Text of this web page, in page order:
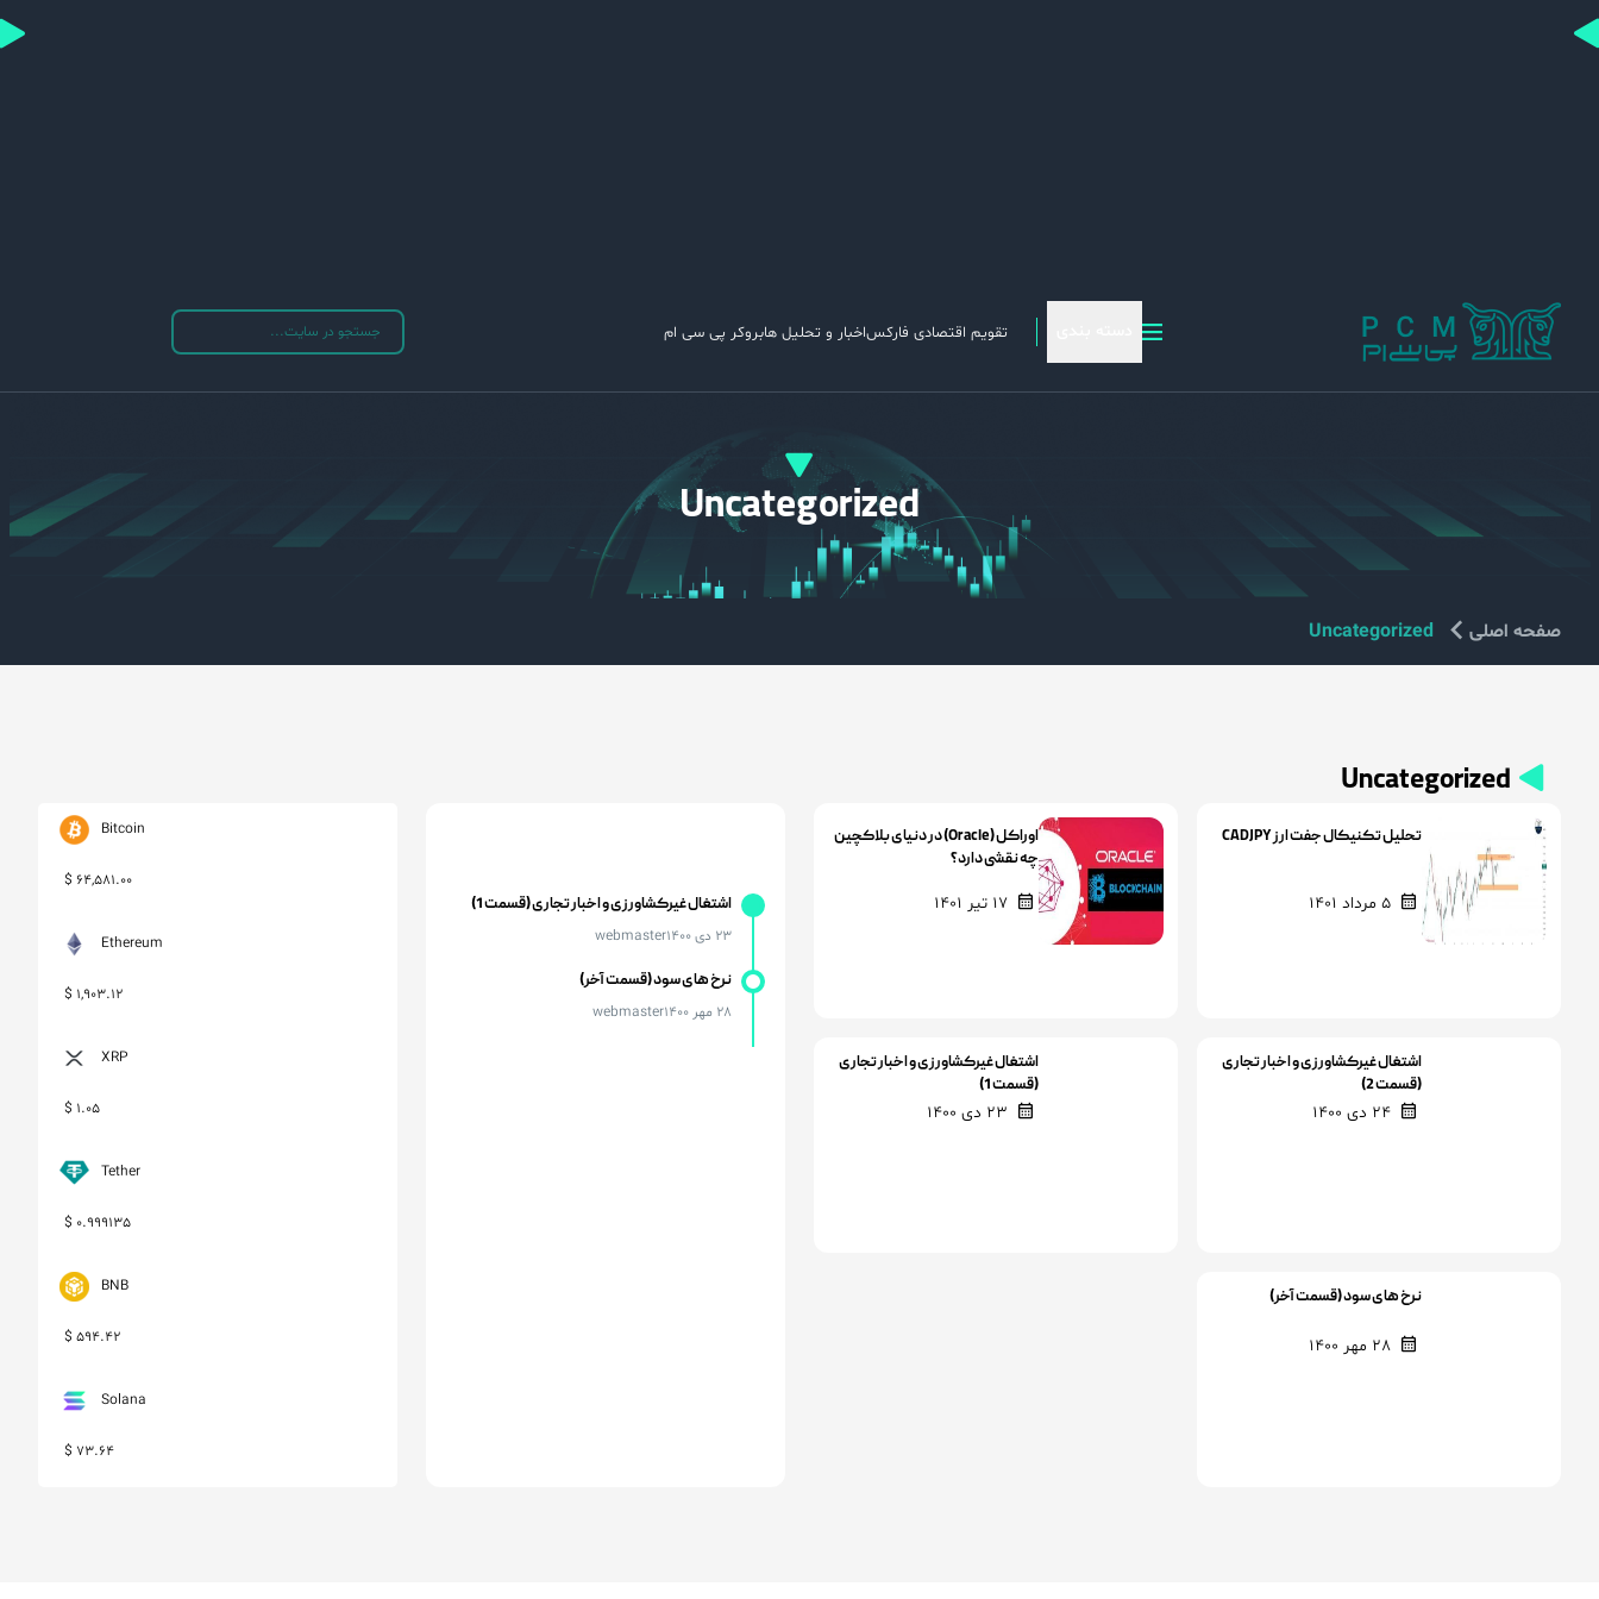
تقویم اقتصادی فارکساخبار و تحلیل هابروکر پی سی ام
Uncategorized
صفحه اصلی Uncategorized
Uncategorized
تحلیل تکنیکال جفت ارز CADJPY
5 مرداد 1401
اوراکل (Oracle) در دنیای بلاکچین
چه نقشی دارد؟
17 تیر 1401
اشتغال غیرکشاورزی و اخبار تجاری
(قسمت 2)
24 دی 1400
اشتغال غیرکشاورزی و اخبار تجاری
(قسمت 1)
23 دی 1400
نرخ های سود (قسمت آخر)
28 مهر 1400
اشتغال غیرکشاورزی و اخبار تجاری (قسمت 1)
23 دی 1400 webmaster
نرخ های سود (قسمت آخر)
28 مهر 1400 webmaster
Bitcoin
$ 64,581.00
Ethereum
$ 1,903.12
XRP
$ 1.05
Tether
$ 0.999135
BNB
$ 594.42
Solana
$ 73.64